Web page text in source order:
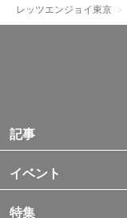
レッツエンジョイ東京
記事
イベント
特集